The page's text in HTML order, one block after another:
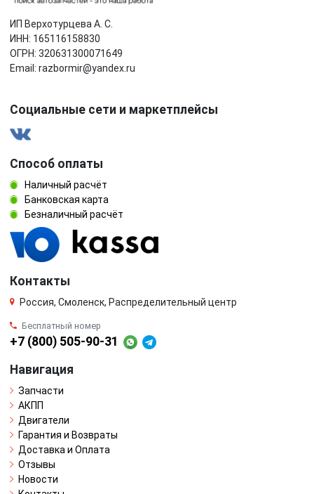
ИП Верхотурцева А. С.
ИНН: 165116158830
ОГРН: 320631300071649
Email: razbormir@yandex.ru
Социальные сети и маркетплейсы
Способ оплаты
Наличный расчёт
Банковская карта
Безналичный расчёт
Контакты
Россия, Смоленск, Распределительный центр
Бесплатный номер
+7 (800) 505-90-31
Навигация
Запчасти
АКПП
Двигатели
Гарантия и Возвраты
Доставка и Оплата
Отзывы
Новости